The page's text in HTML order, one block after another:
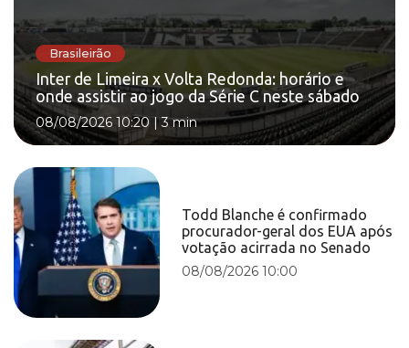
Brasileirão
Inter de Limeira x Volta Redonda: horário e
onde assistir ao jogo da Série C neste sábado
08/08/2026 10:20 |3 min
Todd Blanche é confirmado
procurador-geral dos EUA após
votação acirrada no Senado
08/08/2026 10:00